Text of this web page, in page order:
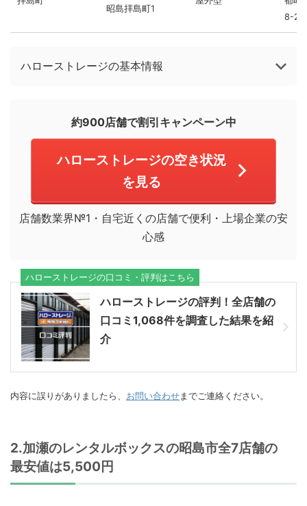
昭島拝島町1
8-29
ハローストレージの基本情報
約900店舗で割引キャンペーン中
ハローストレージの空き状況
を見る
店舗数業界№1・自宅近くの店舗で便利・上場企業の安
心感
ハローストレージの評判！全店舗の
口コミ1,068件を調査した結果を紹
介
ハローストレージの口コミ・評判はこちら
内容に誤りがありましたら、 お問い合わせまでご連絡ください。
2.加瀬のレンタルボックスの昭島市全7店舗の
最安値は5,500円